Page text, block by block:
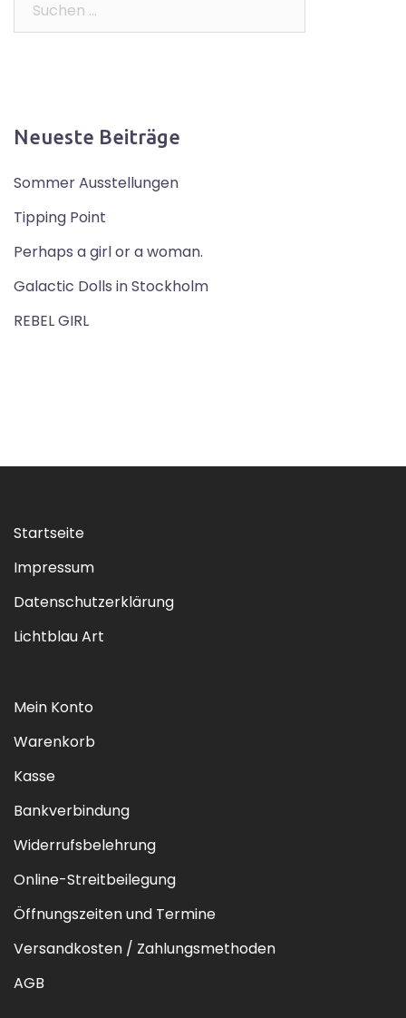
Neueste Beiträge
Sommer Ausstellungen
Tipping Point
Perhaps a girl or a woman.
Galactic Dolls in Stockholm
REBEL GIRL
Startseite
Impressum
Datenschutzerklärung
Lichtblau Art
Mein Konto
Warenkorb
Kasse
Bankverbindung
Widerrufsbelehrung
Online-Streitbeilegung
Öffnungszeiten und Termine
Versandkosten / Zahlungsmethoden
AGB